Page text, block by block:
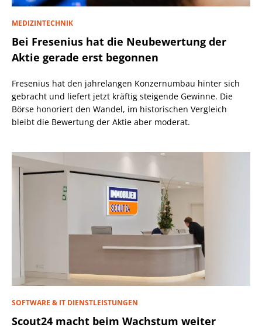
MEDIZINTECHNIK
Bei Fresenius hat die Neubewertung der
Aktie gerade erst begonnen
Fresenius hat den jahrelangen Konzernumbau hinter sich
gebracht und liefert jetzt kräftig steigende Gewinne. Die
Börse honoriert den Wandel, im historischen Vergleich
bleibt die Bewertung der Aktie aber moderat.
SOFTWARE & IT DIENSTLEISTUNGEN
Scout24 macht beim Wachstum weiter